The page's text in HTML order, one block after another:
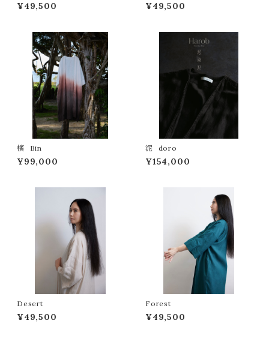
¥49,500 ¥49,500
檳 Bin
¥99,000
泥 doro
¥154,000
Desert
¥49,500
Forest
¥49,500